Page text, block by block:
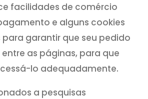
facilidades de comércio
e alguns cookies
para garantir que seu pedido
as páginas, para que
lo adequadamente.
a pesquisas